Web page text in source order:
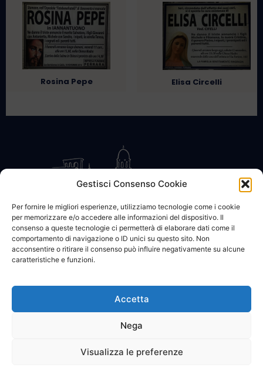
Gestisci Consenso Cookie
Per fornire le migliori esperienze, utilizziamo tecnologie come i cookie
per memorizzare e/o accedere alle informazioni del dispositivo. Il
consenso a queste tecnologie ci permetterà di elaborare dati come il
comportamento di navigazione o ID unici su questo sito. Non
acconsentire o ritirare il consenso può influire negativamente su alcune
caratteristiche e funzioni.
Accetta
Nega
Visualizza le preferenze
Rosina Pepe Elisa Circelli
CONTATTACI COOKIE POLICY PRIVACY
© 2002 - 2026 SanBartolomeo.info :::: powered by Go Web snc |